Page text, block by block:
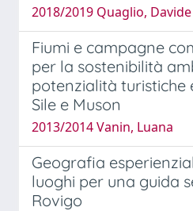
2018/2019 Quaglio, Davide
Fiumi e campagne
per la sostenibilità
potenzialità turistiche
Sile e Muson
2013/2014 Vanin, Luana
Geografia
luoghi per una guida
Rovigo